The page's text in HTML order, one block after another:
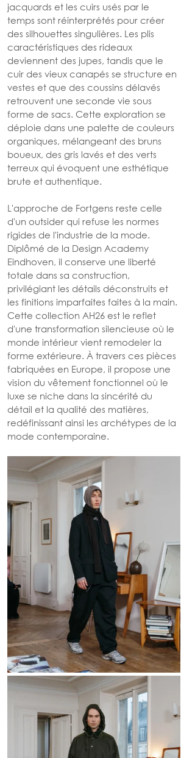
jacquards et les cuirs usés par le
temps sont réinterprétés pour créer
des silhouettes singulières. Les plis
caractéristiques des rideaux
deviennent des jupes, tandis que le
cuir des vieux canapés se structure en
vestes et que des coussins délavés
retrouvent une seconde vie sous
forme de sacs. Cette exploration se
déploie dans une palette de couleurs
organiques, mélangeant des bruns
boueux, des gris lavés et des verts
terreux qui évoquent une esthétique
brute et authentique.
L'approche de Fortgens reste celle
d'un outsider qui refuse les normes
rigides de l'industrie de la mode.
Diplômé de la Design Academy
Eindhoven, il conserve une liberté
totale dans sa construction,
privilégiant les détails déconstruits et
les finitions imparfaites faites à la main.
Cette collection AH26 est le reflet
d'une transformation silencieuse où le
monde intérieur vient remodeler la
forme extérieure. À travers ces pièces
fabriquées en Europe, il propose une
vision du vêtement fonctionnel où le
luxe se niche dans la sincérité du
détail et la qualité des matières,
redéfinissant ainsi les archétypes de la
mode contemporaine.